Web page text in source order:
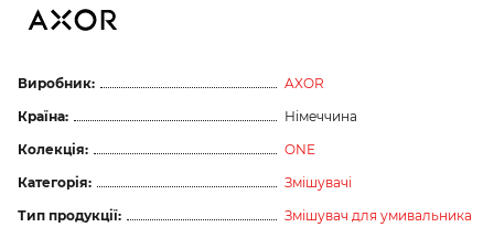
Виробник:
AXOR
Країна:
Німеччина
Колекція:
ONE
Категорія:
Змішувачі
Тип продукції:
Змішувач для умивальника